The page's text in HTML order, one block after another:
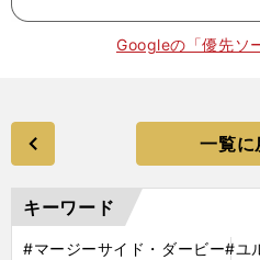
Googleの「優先ソ
一覧に
キーワード
#マージーサイド・ダービー#ユ